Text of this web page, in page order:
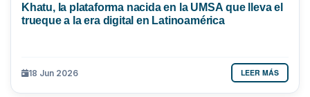
Khatu, la plataforma nacida en la UMSA que lleva el
trueque a la era digital en Latinoamérica
18 Jun 2026 LEER MÁS